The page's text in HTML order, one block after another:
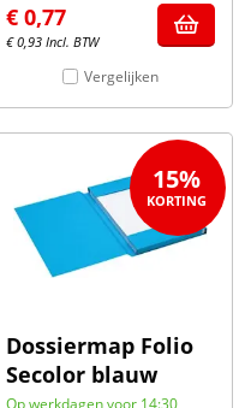
€ 0,77
€0,93 Incl. BTW
Vergelijken
Dossiermap Folio
Secolor blauw
Op werkdagen voor 14:30
15%